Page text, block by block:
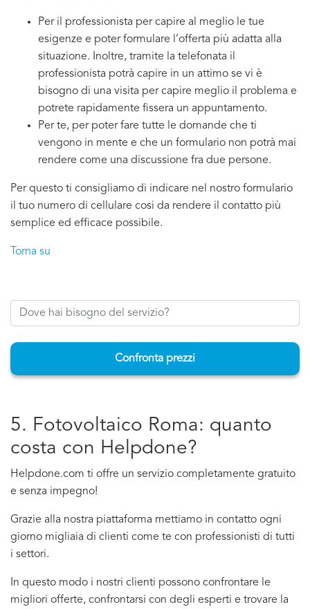
Per il professionista per capire al meglio le tue
esigenze e poter formulare l’offerta più adatta alla
situazione. Inoltre, tramite la telefonata il
professionista potrà capire in un attimo se vi è
bisogno di una visita per capire meglio il problema e
potrete rapidamente fissera un appuntamento.
Per te, per poter fare tutte le domande che ti
vengono in mente e che un formulario non potrà mai
rendere come una discussione fra due persone.
Per questo ti consigliamo di indicare nel nostro formulario
il tuo numero di cellulare cosi da rendere il contatto più
semplice ed efficace possibile.
Torna su
Confronta prezzi
5. Fotovoltaico Roma: quanto
costa con Helpdone?
Helpdone.com ti offre un servizio completamente gratuito
e senza impegno!
Grazie alla nostra piattaforma mettiamo in contatto ogni
giorno migliaia di clienti come te con professionisti di tutti
i settori.
In questo modo i nostri clienti possono confrontare le
migliori offerte, confrontarsi con degli esperti e trovare la